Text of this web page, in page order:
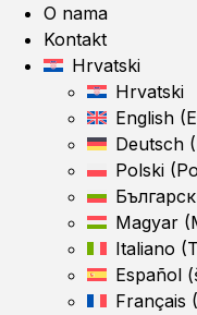
O nama
Kontakt
Hrvatski
Hrvatski
English (
Deutsch (
Polski (
Magyar (
Italiano (
Español (
Français (